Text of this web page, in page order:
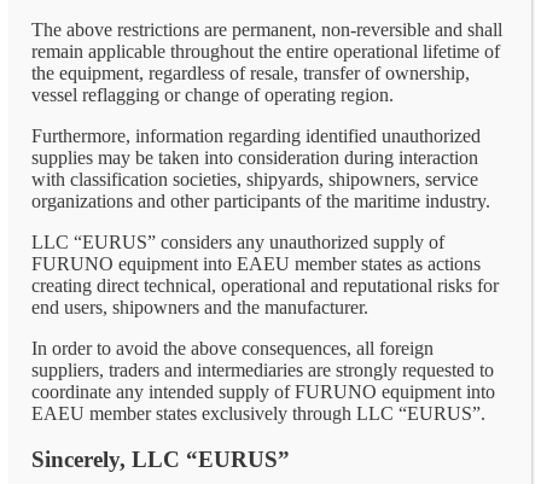
The above restrictions are permanent, non-reversible and shall
remain applicable throughout the entire operational lifetime of
the equipment, regardless of resale, transfer of ownership,
vessel reflagging or change of operating region.
Furthermore, information regarding identified unauthorized
supplies may be taken into consideration during interaction
with classification societies, shipyards, shipowners, service
organizations and other participants of the maritime industry.
LLC “EURUS” considers any unauthorized supply of
FURUNO equipment into EAEU member states as actions
creating direct technical, operational and reputational risks for
end users, shipowners and the manufacturer.
In order to avoid the above consequences, all foreign
suppliers, traders and intermediaries are strongly requested to
coordinate any intended supply of FURUNO equipment into
EAEU member states exclusively through LLC “EURUS”.
Sincerely, LLC “EURUS”